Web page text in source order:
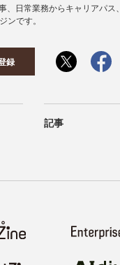
、日常業務からキャリアパ
ンです。
録
記事